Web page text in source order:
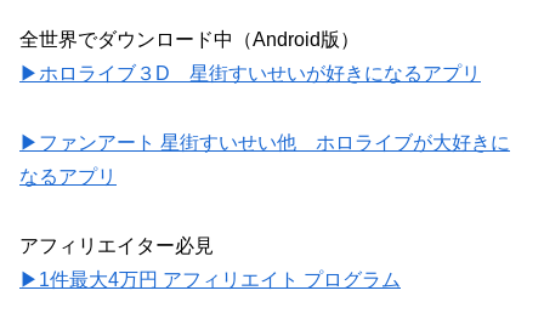
全世界でダウンロード中（Android版）
▶ホロライブ３D 星街すいせいが好きになるアプリ
▶ファンアート 星街すいせい他 ホロライブが大好きに
なるアプリ
アフィリエイター必見
▶1件最大4万円 アフィリエイト プログラム